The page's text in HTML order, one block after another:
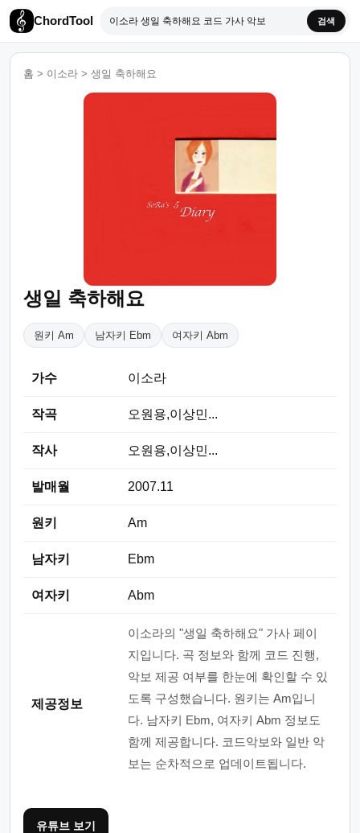
ChordTool 검색
홈 > 이소라 > 생일 축하해요
생일 축하해요
원키 Am 남자키 Ebm 여자키 Abm
가수 이소라
작곡 오원용,이상민...
작사 오원용,이상민...
발매월 2007.11
원키 Am
남자키 Ebm
여자키 Abm
제공정보
이소라의 "생일 축하해요" 가사 페이
지입니다. 곡 정보와 함께 코드 진행,
악보 제공 여부를 한눈에 확인할 수 있
도록 구성했습니다. 원키는 Am입니
다. 남자키 Ebm, 여자키 Abm 정보도
함께 제공합니다. 코드악보와 일반 악
보는 순차적으로 업데이트됩니다.
유튜브 보기